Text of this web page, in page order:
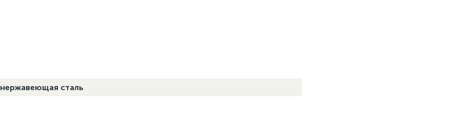
нержавеющая сталь